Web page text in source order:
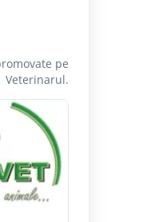
pe
Veterinarul.